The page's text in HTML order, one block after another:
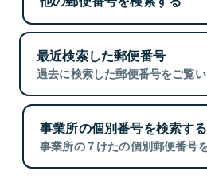
最近検索した郵便番号
過去に検索した郵便番号をご覧い
事業所の個別番号を検索する
事業所の７けたの個別郵便番号